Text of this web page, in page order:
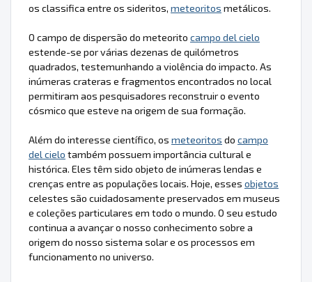
os classifica entre os sideritos, meteoritos metálicos.
O campo de dispersão do meteorito campo del cielo
estende-se por várias dezenas de quilómetros
quadrados, testemunhando a violência do impacto. As
inúmeras crateras e fragmentos encontrados no local
permitiram aos pesquisadores reconstruir o evento
cósmico que esteve na origem de sua formação.
Além do interesse científico, os meteoritos do campo
del cielo também possuem importância cultural e
histórica. Eles têm sido objeto de inúmeras lendas e
crenças entre as populações locais. Hoje, esses objetos
celestes são cuidadosamente preservados em museus
e coleções particulares em todo o mundo. O seu estudo
continua a avançar o nosso conhecimento sobre a
origem do nosso sistema solar e os processos em
funcionamento no universo.